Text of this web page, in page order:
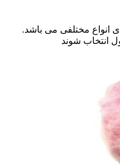
انواع مختلفی می باشد.
انتخاب شوند